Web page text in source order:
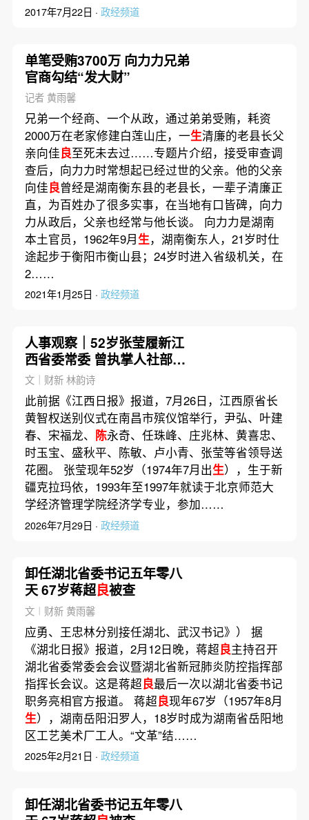
2017年7月22日 · 政经频道
单笔受贿3700万 向力力兄弟
官商勾结“发大财”
记者 黄雨馨
兄弟一个经商、一个从政，通过弟弟受贿，耗资
2000万在老家修建白莲山庄，一生清廉的老县长父
亲向佳良至死未去过……专题片介绍，接受审查调
查后，向力力时常想起已经过世的父亲。他的父亲
向佳良曾经是湖南衡东县的老县长，一辈子清廉正
直，为百姓办了很多实事，在当地有口皆碑，向力
力从政后，父亲也经常与他长谈。 向力力是湖南
本土官员，1962年9月生，湖南衡东人，21岁时仕
途起步于衡阳市衡山县；24岁时进入省级机关，在
2……
2021年1月25日 · 政经频道
人事观察｜52岁张莹履新江
西省委常委 曾执掌人社部就
业司
文｜财新 林韵诗
此前据《江西日报》报道，7月26日，江西原省长
黄智权送别仪式在南昌市殡仪馆举行，尹弘、叶建
春、宋福龙、 陈永奇、任珠峰、庄兆林、黄喜忠、
时玉宝、盛秋平、陈敏、卢小青、张莹等省领导送
花圈。 张莹现年52岁（1974年7月出生），生于新
疆克拉玛依，1993年至1997年就读于北京师范大
学经济管理学院经济学专业，参加……
2026年7月29日 · 政经频道
卸任湖北省委书记五年零八
天 67岁蒋超良被查
文︱财新 黄雨馨
应勇、王忠林分别接任湖北、武汉书记》） 据
《湖北日报》报道，2月12日晚，蒋超良主持召开
湖北省委常委会会议暨湖北省新冠肺炎防控指挥部
指挥长会议。这是蒋超良最后一次以湖北省委书记
职务亮相官方报道。 蒋超良现年67岁（1957年8月
生），湖南岳阳汨罗人，18岁时成为湖南省岳阳地
区工艺美术厂工人。“文革”结……
2025年2月21日 · 政经频道
卸任湖北省委书记五年零八